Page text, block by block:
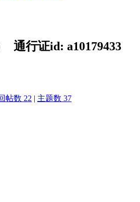
通行证id: a10179433
帖数 22 | 主题数 37